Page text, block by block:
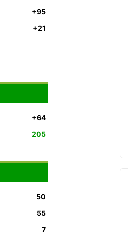
+95
+21
+15
+1
+35
+40
+64
205
50
55
7